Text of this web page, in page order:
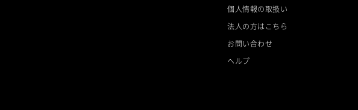
個人情報の取扱い
法人の方はこちら
お問い合わせ
ヘルプ